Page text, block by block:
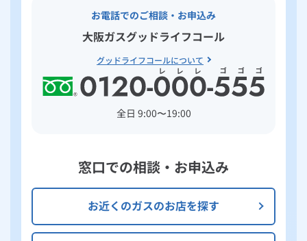
お電話でのご相談・お申込み
大阪ガスグッドライフコール
グッドライフコールについて
全日 9:00〜19:00
窓口での相談・お申込み
お近くのガスのお店を探す